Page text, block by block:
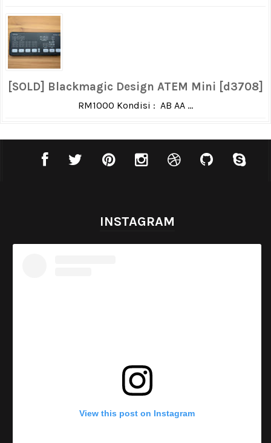
[SOLD] Blackmagic Design ATEM Mini [d3708]
RM1000 Kondisi : AB AA ...
INSTAGRAM
View this post on Instagram